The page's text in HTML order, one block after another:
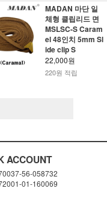
MADAN 마단 일
체형 클립리드 면
MSLSC-S Caram
el 48인치 5mm Sl
ide clip S
22,000원
220원 적립
ACCOUNT
56-058732
01-160069